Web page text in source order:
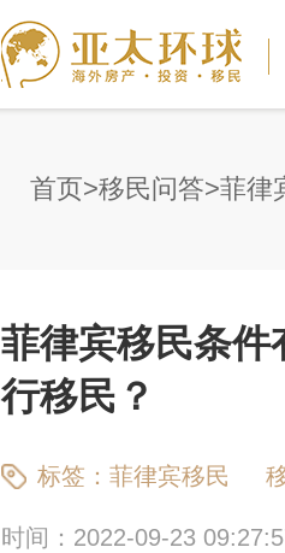
首页 移民问答
菲律宾移民条件
行移民？
标签： 菲律宾移民
时间：2022-09-23